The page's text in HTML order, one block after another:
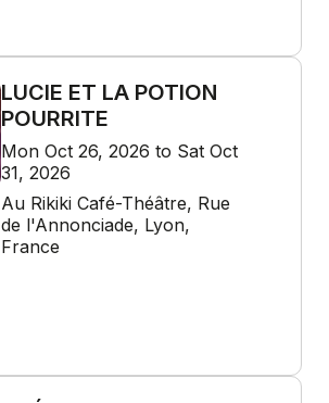
LUCIE ET LA POTION
POURRITE
Mon Oct 26, 2026 to Sat Oct
31, 2026
Au Rikiki Café-Théâtre, Rue
de l'Annonciade, Lyon,
France